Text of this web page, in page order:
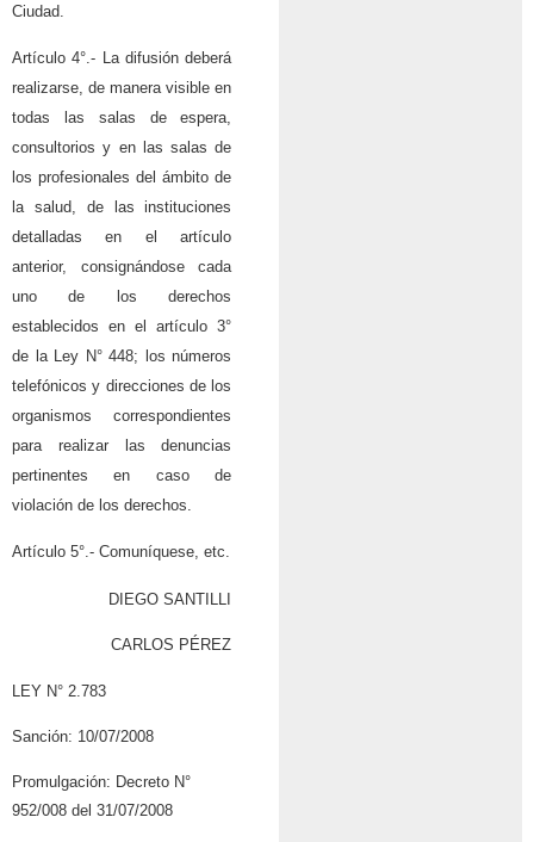
Ciudad.
Artículo 4°.- La difusión deberá
realizarse, de manera visible en
todas las salas de espera,
consultorios y en las salas de
los profesionales del ámbito de
la salud, de las instituciones
detalladas en el artículo
anterior, consignándose cada
uno de los derechos
establecidos en el artículo 3°
de la Ley N° 448; los números
telefónicos y direcciones de los
organismos correspondientes
para realizar las denuncias
pertinentes en caso de
violación de los derechos.
Artículo 5°.- Comuníquese, etc.
DIEGO SANTILLI
CARLOS PÉREZ
LEY N° 2.783
Sanción: 10/07/2008
Promulgación: Decreto N°
952/008 del 31/07/2008